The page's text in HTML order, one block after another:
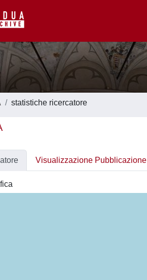
statistiche ricercatore
Visualizzazione Pubblicazione